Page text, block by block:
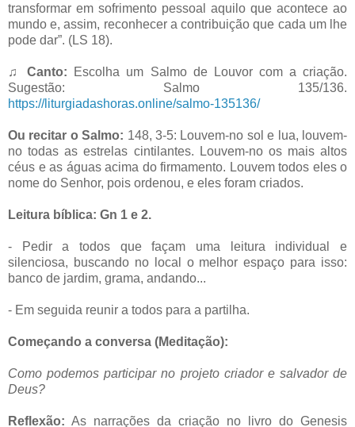
transformar em sofrimento pessoal aquilo que acontece ao
mundo e, assim, reconhecer a contribuição que cada um lhe
pode dar”. (LS 18).
♫ Canto: Escolha um Salmo de Louvor com a criação.
Sugestão: Salmo 135/136.
https://liturgiadashoras.online/salmo-135136/
Ou recitar o Salmo: 148, 3-5: Louvem-no sol e lua, louvem-
no todas as estrelas cintilantes. Louvem-no os mais altos
céus e as águas acima do firmamento. Louvem todos eles o
nome do Senhor, pois ordenou, e eles foram criados.
Leitura bíblica: Gn 1 e 2.
- Pedir a todos que façam uma leitura individual e
silenciosa, buscando no local o melhor espaço para isso:
banco de jardim, grama, andando...
- Em seguida reunir a todos para a partilha.
Começando a conversa (Meditação):
Como podemos participar no projeto criador e salvador de
Deus?
Reflexão: As narrações da criação no livro do Genesis